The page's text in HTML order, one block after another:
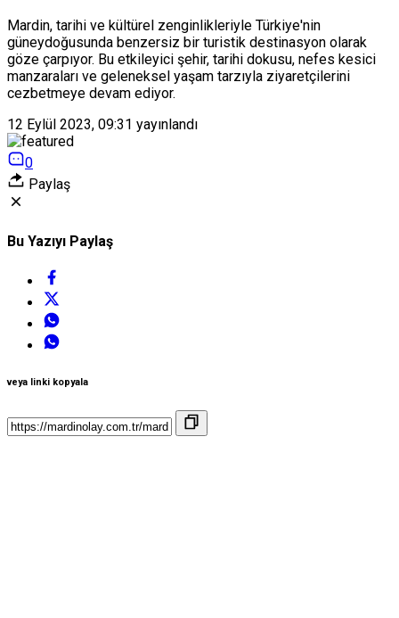
Mardin, tarihi ve kültürel zenginlikleriyle Türkiye'nin
güneydoğusunda benzersiz bir turistik destinasyon olarak
göze çarpıyor. Bu etkileyici şehir, tarihi dokusu, nefes kesici
manzaraları ve geleneksel yaşam tarzıyla ziyaretçilerini
cezbetmeye devam ediyor.
12 Eylül 2023, 09:31 yayınlandı
0
Paylaş
Bu Yazıyı Paylaş
veya linki kopyala